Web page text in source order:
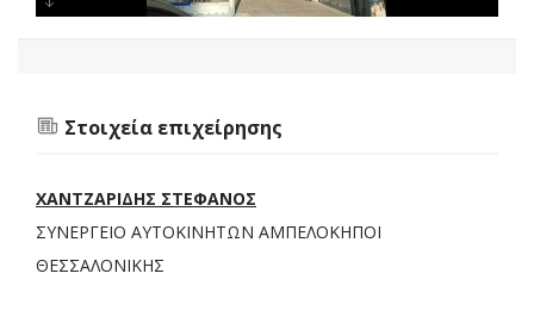
Στοιχεία επιχείρησης
ΧΑΝΤΖΑΡΙΔΗΣ ΣΤΕΦΑΝΟΣ
ΣΥΝΕΡΓΕΙΟ ΑΥΤΟΚΙΝΗΤΩΝ ΑΜΠΕΛΟΚΗΠΟΙ
ΘΕΣΣΑΛΟΝΙΚΗΣ